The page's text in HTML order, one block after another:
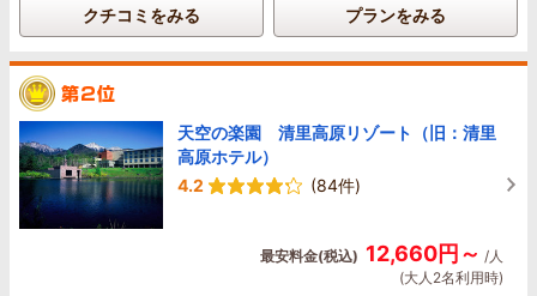
クチコミをみる プランをみる
天空の楽園 清里高原リゾート（旧：清里
高原ホテル）
4.2
(84件)
最安料金(税込) 12,660円～ /人
(大人2名利用時)